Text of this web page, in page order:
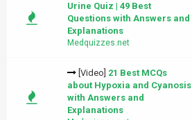
Urine Quiz | 49 Best
Questions with Answers and
Explanations
Medquizzes.net
[Video] 21 Best MCQs
about Hypoxia and Cyanosis
with Answers and
Explanations